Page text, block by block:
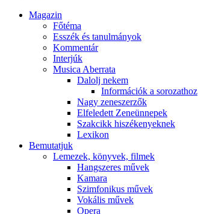
Magazin
Főtéma
Esszék és tanulmányok
Kommentár
Interjúk
Musica Aberrata
Dalolj nekem
Információk a sorozathoz
Nagy zeneszerzők
Elfeledett Zeneünnepek
Szakcikk hiszékenyeknek
Lexikon
Bemutatjuk
Lemezek, könyvek, filmek
Hangszeres művek
Kamara
Szimfonikus művek
Vokális művek
Opera